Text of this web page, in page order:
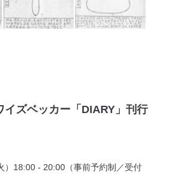
イズベッカー「DIARY」刊行
）18:00 - 20:00（事前予約制／受付